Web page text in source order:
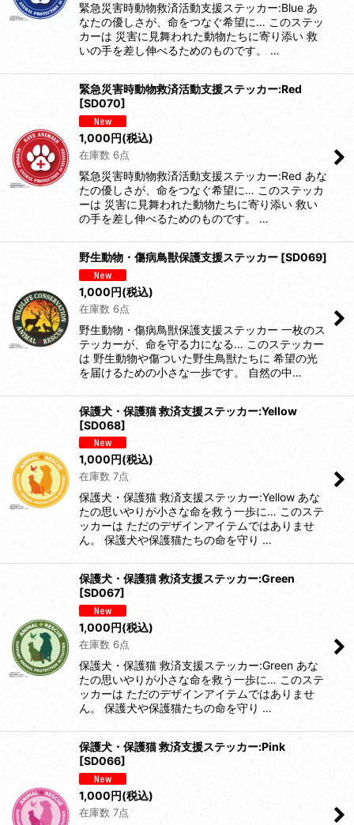
緊急災害時動物救済活動支援ステッカー:Blue あ
なたの優しさが、命をつなぐ希望に… このステッ
カーは 災害に見舞われた動物たちに寄り添い 救
いの手を差し伸べるためのものです。 …
緊急災害時動物救済活動支援ステッカー:Red
[SD070]
1,000円(税込)
在庫数 6点
緊急災害時動物救済活動支援ステッカー:Red あな
たの優しさが、命をつなぐ希望に… このステッカ
ーは 災害に見舞われた動物たちに寄り添い 救い
の手を差し伸べるためのものです。 …
野生動物・傷病鳥獣保護支援ステッカー [SD069]
1,000円(税込)
在庫数 6点
野生動物・傷病鳥獣保護支援ステッカー 一枚のス
テッカーが、命を守る力になる… このステッカー
は 野生動物や傷ついた野生鳥獣たちに 希望の光
を届けるための小さな一歩です。 自然の中…
保護犬・保護猫 救済支援ステッカー:Yellow
[SD068]
1,000円(税込)
在庫数 7点
保護犬・保護猫 救済支援ステッカー:Yellow あな
たの思いやりが小さな命を救う一歩に… このステ
ッカーは ただのデザインアイテムではありませ
ん。 保護犬や保護猫たちの命を守り …
保護犬・保護猫 救済支援ステッカー:Green
[SD067]
1,000円(税込)
在庫数 6点
保護犬・保護猫 救済支援ステッカー:Green あな
たの思いやりが小さな命を救う一歩に… このステ
ッカーは ただのデザインアイテムではありませ
ん。 保護犬や保護猫たちの命を守り …
保護犬・保護猫 救済支援ステッカー:Pink
[SD066]
1,000円(税込)
在庫数 7点